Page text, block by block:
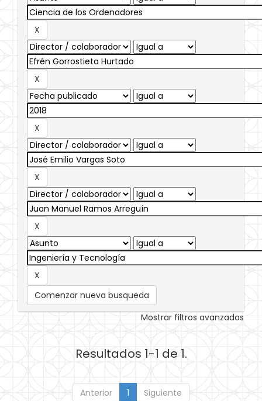
Comenzar nueva busqueda
Mostrar filtros avanzados
Resultados 1-1 de 1.
Anterior 1 Siguiente